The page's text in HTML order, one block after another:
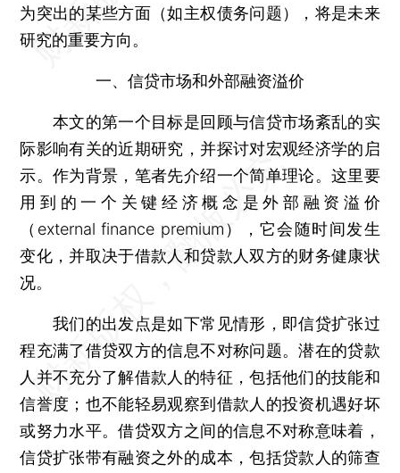
为突出的某些方面（如主权债务问题），将是未来
研究的重要方向。
一、信贷市场和外部融资溢价
本文的第一个目标是回顾与信贷市场紊乱的实
际影响有关的近期研究，并探讨对宏观经济学的启
示。作为背景，笔者先介绍一个简单理论。这里要
用到的一个关键经济概念是外部融资溢价
（external finance premium），它会随时间发生
变化，并取决于借款人和贷款人双方的财务健康状
况。
我们的出发点是如下常见情形，即信贷扩张过
程充满了借贷双方的信息不对称问题。潜在的贷款
人并不充分了解借款人的特征，包括他们的技能和
信誉度；也不能轻易观察到借款人的投资机遇好坏
或努力水平。借贷双方之间的信息不对称意味着，
信贷扩张带有融资之外的成本，包括贷款人的筛查